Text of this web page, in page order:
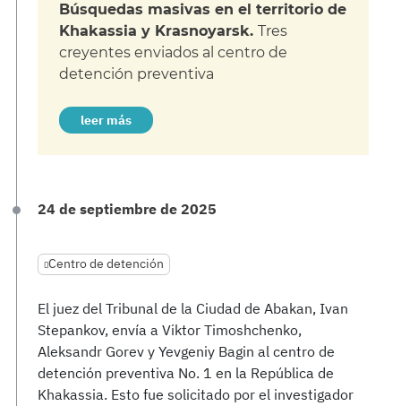
Búsquedas masivas en el territorio de
Khakassia y Krasnoyarsk. Tres
creyentes enviados al centro de
detención preventiva
leer más
24 de septiembre de 2025
Centro de detención
El juez del Tribunal de la Ciudad de Abakan, Ivan
Stepankov, envía a Viktor Timoshchenko,
Aleksandr Gorev y Yevgeniy Bagin al centro de
detención preventiva No. 1 en la República de
Khakassia. Esto fue solicitado por el investigador